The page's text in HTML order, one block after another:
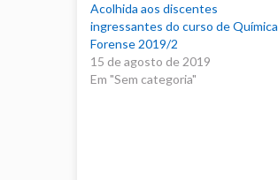
Acolhida aos discentes
ingressantes do curso de Química
Forense 2019/2
15 de agosto de 2019
Em "Sem categoria"